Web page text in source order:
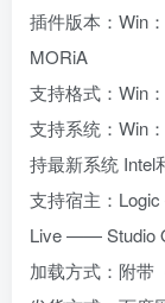
插件版本：
MORiA
支持格式：Win
支持系统：Win
持最新系统 Intel
支持宿主：
Live —— Studio
加载方式：附带